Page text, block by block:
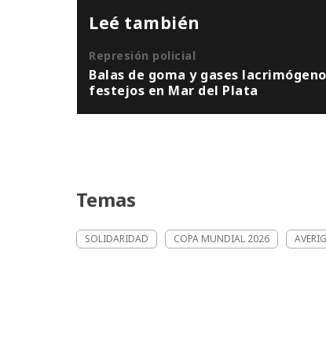
Leé también
Represión policial
Balas de goma y gases
festejos en Mar del Plata
Temas
SOLIDARIDAD COPA MUNDIAL 2026